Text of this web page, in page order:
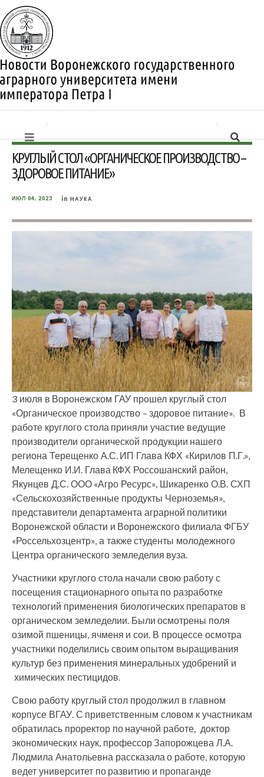
КРУГЛЫЙ СТОЛ «ОРГАНИЧЕСКОЕ ПРОИЗВОДСТВО –
ЗДОРОВОЕ ПИТАНИЕ»
ИЮЛ 04, 2023 in НАУКА
3 июля в Воронежском ГАУ прошел круглый стол
«Органическое производство – здоровое питание». В
работе круглого стола приняли участие ведущие
производители органической продукции нашего
региона Терещенко А.С. ИП Глава КФХ «Кирилов П.Г.»,
Мелещенко И.И. Глава КФХ Россошанский район,
Якунцев Д.С. ООО «Агро Ресурс», Шикаренко О.В. СХП
«Сельскохозяйственные продукты Черноземья»,
представители департамента аграрной политики
Воронежской области и Воронежского филиала ФГБУ
«Россельхозцентр», а также студенты молодежного
Центра органического земледелия вуза.
Участники круглого стола начали свою работу с
посещения стационарного опыта по разработке
технологий применения биологических препаратов в
органическом земледелии. Были осмотрены поля
озимой пшеницы, ячменя и сои. В процессе осмотра
участники поделились своим опытом выращивания
культур без применения минеральных удобрений и
химических пестицидов.
Свою работу круглый стол продолжил в главном
корпусе ВГАУ. С приветственным словом к участникам
обратилась проректор по научной работе, доктор
экономических наук, профессор Запорожцева Л.А.
Людмила Анатольевна рассказала о работе, которую
ведет университет по развитию и пропаганде